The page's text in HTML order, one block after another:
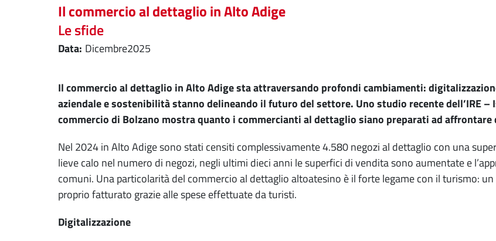
Il commercio al dettaglio in Alto Adige
Le sfide
dicembre2025
Il commercio al dettaglio in Alto Adige sta attraversando profondi cambiamenti:
aziendale e sostenibilità stanno delineando il futuro del settore. Uno studio recente dell’IRE
commercio di Bolzano mostra quanto i commercianti al dettaglio siano preparati ad affrontare
Nel 2024 in Alto Adige sono stati censiti complessivamente 4.580 negozi al dettaglio con una
lieve calo nel numero di negozi, negli ultimi dieci anni le superfici di vendita sono aumentate e
comuni. Una particolarità del commercio al dettaglio altoatesino è il forte legame con il turismo:
proprio fatturato grazie alle spese effettuate da turisti.
Digitalizzazione